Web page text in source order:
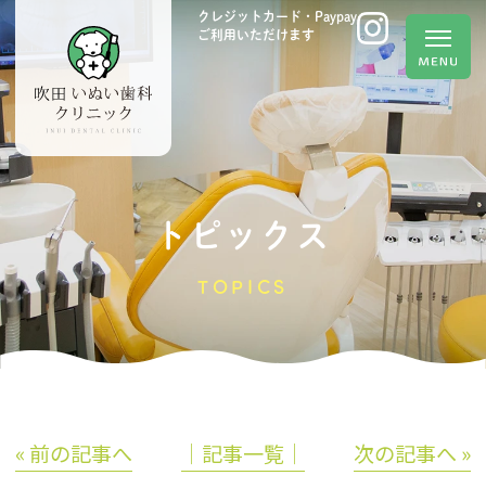
クレジットカード・Paypay
ご利用いただけます
トピックス
TOPICS
« 前の記事へ │記事一覧│ 次の記事へ »